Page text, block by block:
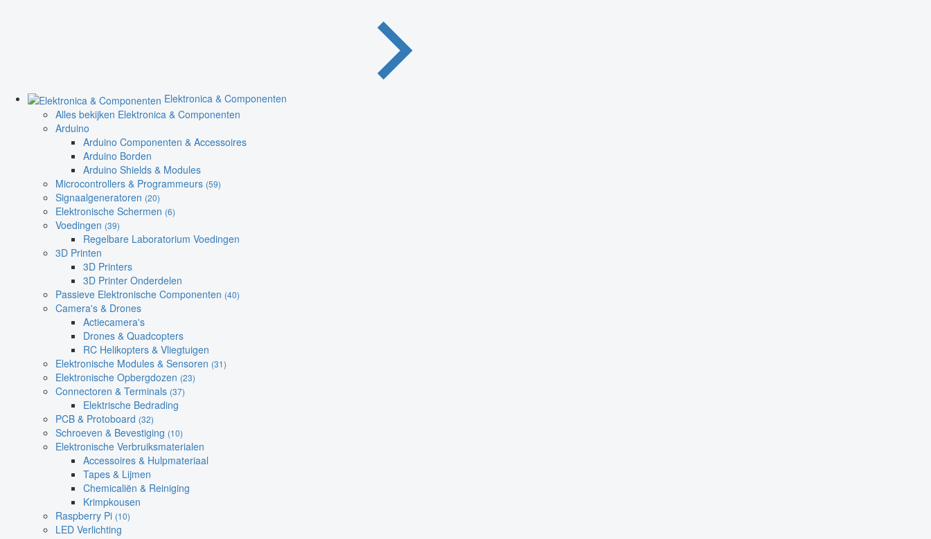
Elektronica & Componenten
Alles bekijken Elektronica & Componenten
Arduino
Arduino Componenten & Accessoires
Arduino Borden
Arduino Shields & Modules
Microcontrollers & Programmeurs (59)
Signaalgeneratoren (20)
Elektronische Schermen (6)
Voedingen (39)
Regelbare Laboratorium Voedingen
3D Printen
3D Printers
3D Printer Onderdelen
Passieve Elektronische Componenten (40)
Camera's & Drones
Actiecamera's
Drones & Quadcopters
RC Helikopters & Vliegtuigen
Elektronische Modules & Sensoren (31)
Elektronische Opbergdozen (23)
Connectoren & Terminals (37)
Elektrische Bedrading
PCB & Protoboard (32)
Schroeven & Bevestiging (10)
Elektronische Verbruiksmaterialen
Accessoires & Hulpmateriaal
Tapes & Lijmen
Chemicaliën & Reiniging
Krimpkousen
Raspberry Pi (10)
LED Verlichting